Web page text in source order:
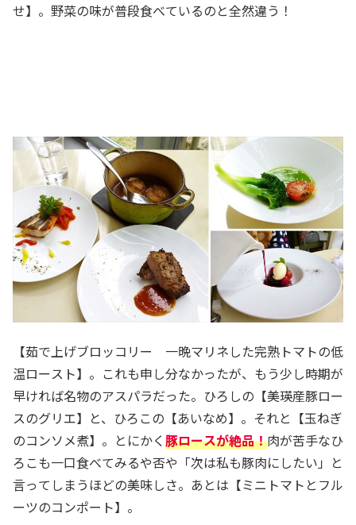
せ】。野菜の味が普段食べているのと全然違う！
【茹で上げブロッコリー 一晩マリネした完熟トマトの低
温ロースト】。これも申し分なかったが、もう少し時期が
早ければ名物のアスパラだった。ひろしの【美瑛産豚ロー
スのグリエ】と、ひろこの【あいなめ】。それと【玉ねぎ
のコンソメ煮】。とにかく豚ロースが絶品！肉が苦手なひ
ろこも一口食べてみるや否や「次は私も豚肉にしたい」と
言ってしまうほどの美味しさ。あとは【ミニトマトとフル
ーツのコンポート】。